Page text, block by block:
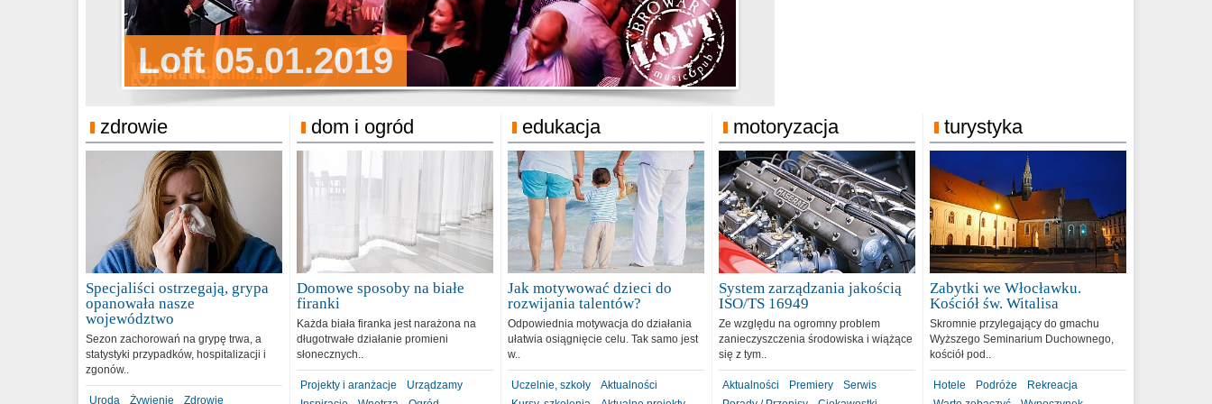
Loft 05.01.2019
Sylwester Podgrodzie 31.12.2018
Sylwester Pensjonat Michelin
31.12.2018
zdrowie
Specjaliści ostrzegają, grypa
opanowała nasze
województwo
Sezon zachorowań na grypę trwa, a
statystyki przypadków, hospitalizacji i
zgonów..
Uroda Żywienie Zdrowie
dom i ogród
Domowe sposoby na białe
firanki
Każda biała firanka jest narażona na
długotrwałe działanie promieni
słonecznych..
Projekty i aranżacje
Urządzamy
edukacja
Jak motywować dzieci do
rozwijania talentów?
Odpowiednia motywacja do działania
ułatwia osiągnięcie celu. Tak samo jest
w..
Uczelnie, szkoły
Aktualności
motoryzacja
System zarządzania jakością
ISO/TS 16949
Ze względu na ogromny problem
zanieczyszczenia środowiska i wiążące
się z tym..
Aktualności Premiery
Serwis
turystyka
Zabytki we Włocławku.
Kościół św. Witalisa
Skromnie przylegający do gmachu
Wyższego Seminarium Duchownego,
kościół pod..
Hotele Podróże
Rekreacja